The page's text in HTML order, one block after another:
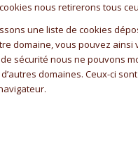
nous retirerons tous
une liste de cookies
domaine, vous pouvez ainsi
sécurité nous ne pouvons
domaines. Ceux-ci